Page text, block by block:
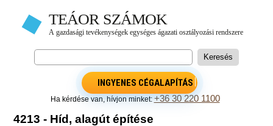
INGYENES CÉGALAPÍTÁS
Ha kérdése van, hívjon minket:+36 30 220 1100
4213 - Híd, alagút építése